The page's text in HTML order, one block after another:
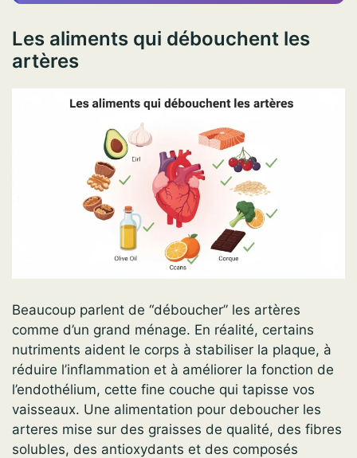
Les aliments qui débouchent les
artères
Beaucoup parlent de “déboucher” les artères
comme d’un grand ménage. En réalité, certains
nutriments aident le corps à stabiliser la plaque, à
réduire l’inflammation et à améliorer la fonction de
l’endothélium, cette fine couche qui tapisse vos
vaisseaux. Une alimentation pour deboucher les
arteres mise sur des graisses de qualité, des fibres
solubles, des antioxydants et des composés